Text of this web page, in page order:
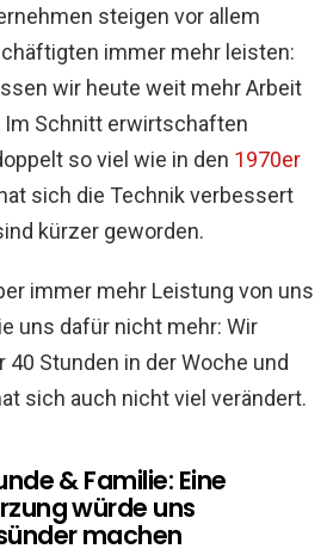
steigen vor allem
immer mehr leisten:
wir heute weit mehr Arbeit
Schnitt erwirtschaften
so viel wie in den 1970er
sich die Technik verbessert
kürzer geworden.
immer mehr Leistung von uns
uns dafür nicht mehr: Wir
40 Stunden in der Woche und
sich auch nicht viel verändert.
& Familie: Eine
würde uns
machen